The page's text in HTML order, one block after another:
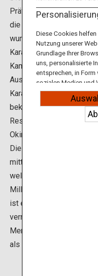
Präfektur Okinawa, ist
die Geburtsstätte des
wurde im März 2017
Karate zu vermitteln.
Kampfsporthalle nutzen,
Ausstellungsraum auch
Karate und die Sportler,
bekannt gemacht haben,
Restaurant der
Okinawa probieren.
Die Kampfkunst Karate
mittlerweile in mehr als
weltweit ausgeübt.
Millionen Karatesportler.
ist es, Karate als
vermitteln, zu bewahren
Menschen in Japan und
als Geburtsstätte des
Diese Cookies
Nutzung unserer
Grundlage Ihrer
uns, personalisierte
entsprechen, in Form
sozialen Medien und